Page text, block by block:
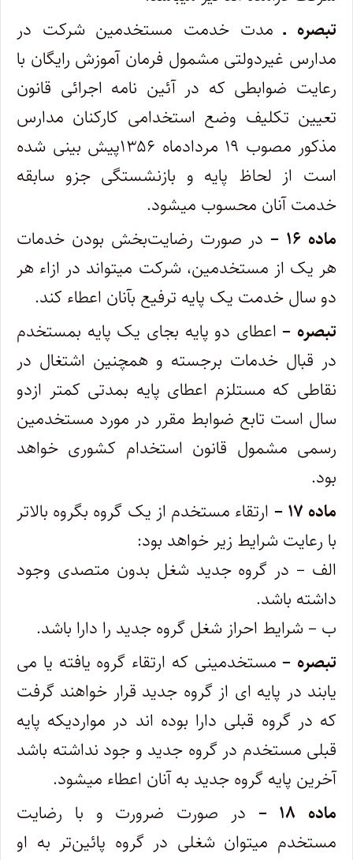
تبصره ـمدت خدمت مستخدمین شرکت در
مدارس غیردولتی مشمول فرمان آموزش رایگان با
رعایت ضوابطی که در آئین نامه اجرائی قانون
تعیین تکلیف وضع استخدامی کارکنان مدارس
مذکور مصوب ۱۹ مردادماه ۱۳۵۶پیش بینی شده
است از لحاظ پایه و بازنشستگی جزو سابقه
خدمت آنان محسوب میشود.
ماده ۱۶ –
در صورت رضایت‌بخش بودن خدمات
هر یک از مستخدمین، شرکت میتواند در ازاء هر
دو سال خدمت یک پایه ترفیع بآنان اعطاء ‌کند.
تبصره –اعطای دو پایه بجای یک پایه بمستخدم
در قبال خدمات برجسته و همچنین اشتغال در
نقاطی که مستلزم اعطای پایه بمدتی کمتر از‌دو
سال است تابع ضوابط مقرر در مورد مستخدمین
رسمی مشمول قانون استخدام کشوری خواهد
بود. ‌
ماده ۱۷ –
ارتقاء مستخدم از یک گروه بگروه بالاتر
با رعایت شرایط زیر خواهد بود:
‌الف – در گروه جدید شغل بدون متصدی وجود
داشته باشد.
ب – شرایط احراز شغل گروه جدید را دارا باشد.
تبصره – مستخدمینی که ارتقاء گروه یافته یا می
یابند در پایه ای از گروه جدید قرار خواهند گرفت
که در گروه قبلی دارا بوده اند در مواردیکه پایه
قبلی مستخدم در گروه جدید و جود نداشته باشد
آخرین پایه گروه جدید به آنان اعطاء میشود.
ماده ۱۸ –
در صورت ضرورت و با رضایت
مستخدم میتوان شغلی در گروه پائین‌تر به او